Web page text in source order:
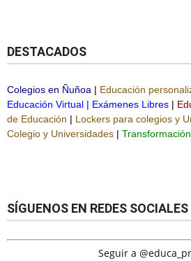
DESTACADOS
Colegios en Ñuñoa | Educación
Educación Virtual | Exámenes Libres |
de Educación | Lockers para colegios y
Colegio y Universidades |
SÍGUENOS EN REDES SOCIALES
Seguir a